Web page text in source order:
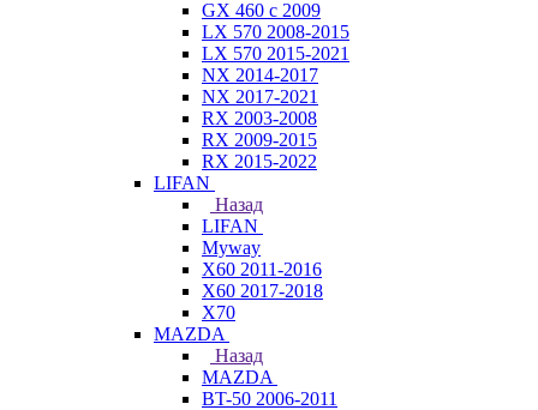
GX 460 с 2009
LX 570 2008-2015
LX 570 2015-2021
NX 2014-2017
NX 2017-2021
RX 2003-2008
RX 2009-2015
RX 2015-2022
LIFAN
Назад
LIFAN
Myway
X60 2011-2016
X60 2017-2018
X70
MAZDA
Назад
MAZDA
BT-50 2006-2011